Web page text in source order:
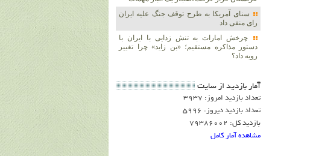
سنای آمریکا به طرح توقف جنگ علیه ایران
رای منفی داد
چرخش امارات به تنش زدایی با ایران با
دستور مذاکره مستقیم؛ «بن زاید» چرا تغییر
رویه داد؟
آمار بازديد از سايت
تعداد بازدید امروز: 3937
تعداد بازدید دیروز: 5996
بازدید کل: 79386002
مشاهده آمار کامل